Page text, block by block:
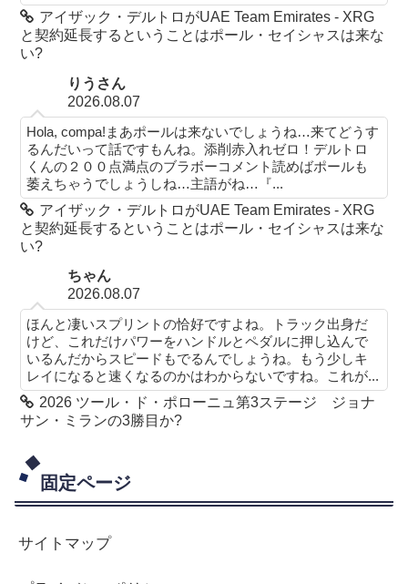
アイザック・デルトロがUAE Team Emirates - XRG
と契約延長するということはポール・セイシャスは来な
い?
りうさん
2026.08.07
Hola, compa!まあポールは来ないでしょうね…来てどうす
るんだいって話ですもんね。添削赤入れゼロ！デルトロ
くんの２００点満点のブラボーコメント読めばポールも
萎えちゃうでしょうしね…主語がね…『...
アイザック・デルトロがUAE Team Emirates - XRG
と契約延長するということはポール・セイシャスは来な
い?
ちゃん
2026.08.07
ほんと凄いスプリントの恰好ですよね。トラック出身だ
けど、これだけパワーをハンドルとペダルに押し込んで
いるんだからスピードもでるんでしょうね。もう少しキ
レイになると速くなるのかはわからないですね。これが...
2026 ツール・ド・ポローニュ第3ステージ ジョナ
サン・ミランの3勝目か?
固定ページ
サイトマップ